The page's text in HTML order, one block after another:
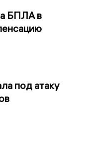
БПЛА в
под атаку